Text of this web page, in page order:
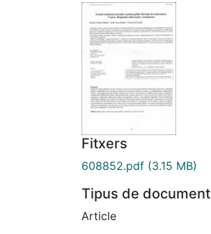
Fitxers
608852.pdf (3.15 MB)
Tipus de document
Article